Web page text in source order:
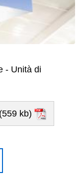
- Unità di
(559 kb)